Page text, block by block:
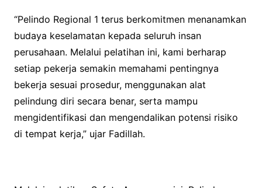
“Pelindo Regional 1 terus berkomitmen menanamkan
budaya keselamatan kepada seluruh insan
perusahaan. Melalui pelatihan ini, kami berharap
setiap pekerja semakin memahami pentingnya
bekerja sesuai prosedur, menggunakan alat
pelindung diri secara benar, serta mampu
mengidentifikasi dan mengendalikan potensi risiko
di tempat kerja,” ujar Fadillah.